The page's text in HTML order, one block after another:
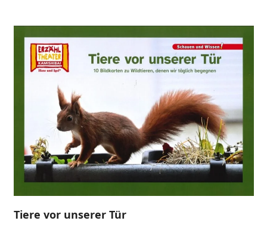
access
the
carousel
navigation
buttons
Tiere vor unserer Tür